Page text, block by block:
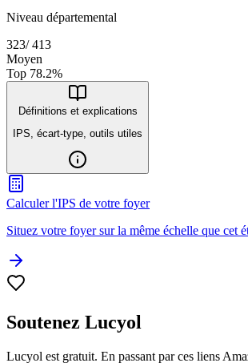
Niveau départemental
323/413
Moyen
Top 78.2%
Définitions et explications
IPS, écart-type, outils utiles
Calculer l'IPS de votre foyer
Situez votre foyer sur la même échelle que cet
Soutenez Lucyol
Lucyol est gratuit. En passant par ces liens